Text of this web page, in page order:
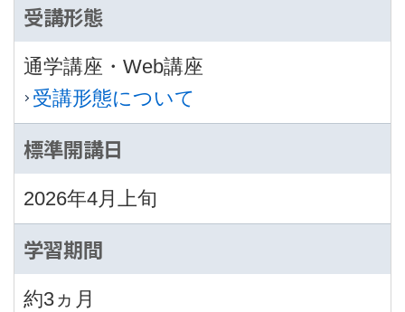
受講形態
通学講座・Web講座
受講形態について
標準開講日
2026年4月上旬
学習期間
約3ヵ月